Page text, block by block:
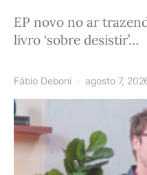
EP novo no ar
livro ‘sobre desistir’…
Fábio Deboni agosto 7,